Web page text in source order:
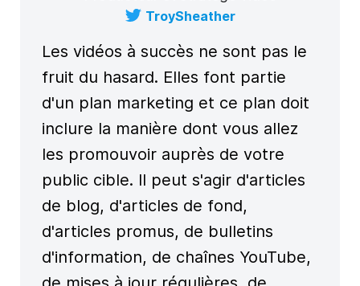
TroySheather
Les vidéos à succès ne sont pas le
fruit du hasard. Elles font partie
d'un plan marketing et ce plan doit
inclure la manière dont vous allez
les promouvoir auprès de votre
public cible. Il peut s'agir d'articles
de blog, d'articles de fond,
d'articles promus, de bulletins
d'information, de chaînes YouTube,